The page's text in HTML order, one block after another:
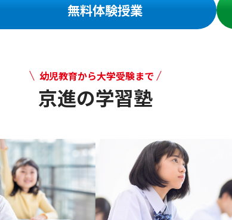
無料体験授業
幼児教育から大学受験まで
京進の学習塾